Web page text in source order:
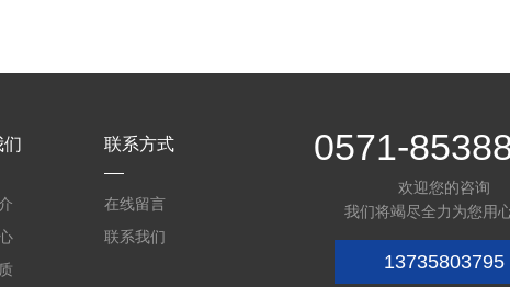
们 联系方式
在线留言
联系我们
0571-
欢迎您的咨询
我们将竭尽全力为您用
13735803795